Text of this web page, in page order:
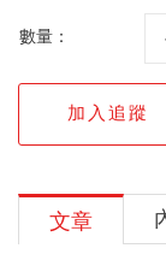
數量：
加入追蹤
文章